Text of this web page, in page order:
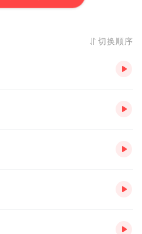
切换顺序